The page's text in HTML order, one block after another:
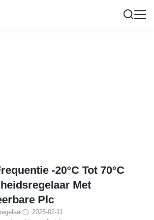
-20°C Tot 70°C
Met
Plc
2025-02-11